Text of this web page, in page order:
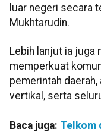
luar negeri secara
Mukhtarudin.
Lebih lanjut ia juga
memperkuat
pemerintah
vertikal, serta
Baca juga: Telkom